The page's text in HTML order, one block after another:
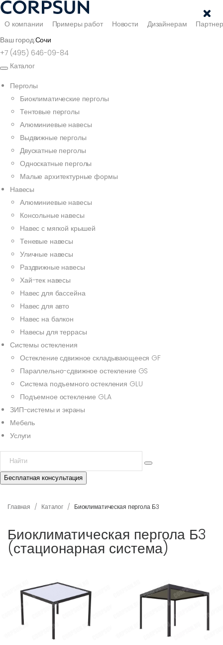
О компании Примеры работ Новости Дизайнерам
Ваш город:Сочи
+7 (495) 646-09-84
Каталог
Перголы
Биоклиматические перголы
Тентовые перголы
Алюминиевые навесы
Выдвижные перголы
Двускатные перголы
Односкатные перголы
Малые архитектурные формы
Навесы
Алюминиевые навесы
Консольные навесы
Навес с мягкой крышей
Теневые навесы
Уличные навесы
Раздвижные навесы
Хай-тек навесы
Навес для бассейна
Навес для авто
Навес на балкон
Навесы для террасы
Системы остекления
Остекление сдвижное складывающееся GF
Параллельно-сдвижное остекление GS
Система подъемного остекления GLU
Подъемное остекление GLA
ЗИП-системы и экраны
Мебель
Услуги
Бесплатная консультация
Главная / Каталог / Биоклиматическая пергола Б3
Биоклиматическая пергола Б3
(стационарная система)